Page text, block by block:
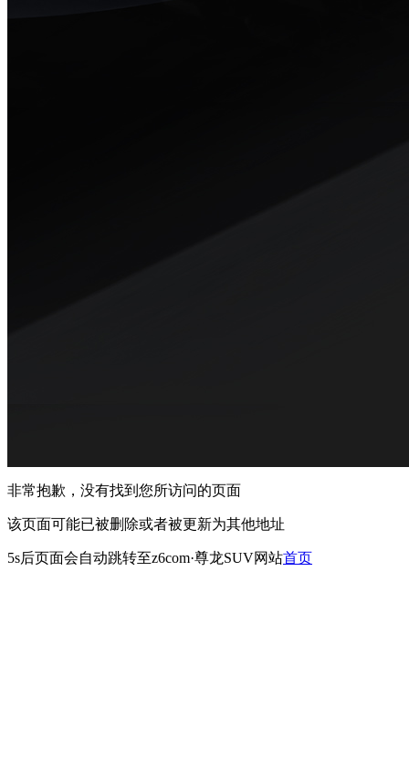
非常抱歉，没有找到您所访问的页面
该页面可能已被删除或者被更新为其他地址
5s后页面会自动跳转至z6com·尊龙SUV网站首页